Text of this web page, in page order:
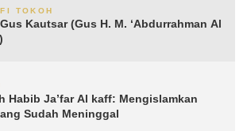
TOKOH
Kautsar (Gus H. M. ‘Abdurrahman Al
Habib Ja’far Al kaff: Mengislamkan
Sudah Meninggal